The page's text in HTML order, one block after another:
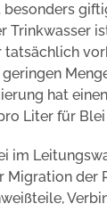
Trinkwasser
tatsächlich
hat
Liter für
im
Migration der